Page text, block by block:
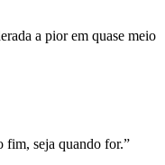
a piorem quase meio
fim, seja quando for.”